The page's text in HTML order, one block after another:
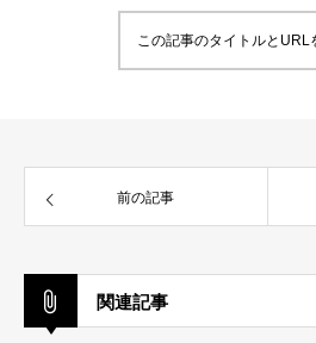
この記事のタイトルとURL
前の記事
関連記事